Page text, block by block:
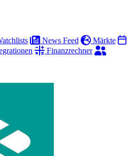
News Feed
Märkte
Finanzrechner